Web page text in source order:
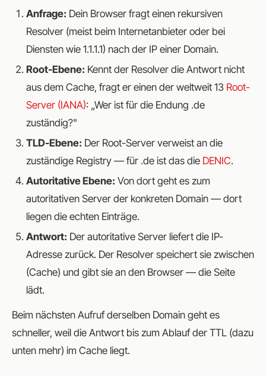
Anfrage: Dein Browser fragt einen rekursiven
Resolver (meist beim Internetanbieter oder bei
Diensten wie 1.1.1.1) nach der IP einer Domain.
Root-Ebene: Kennt der Resolver die Antwort nicht
aus dem Cache, fragt er einen der weltweit 13 Root-
Server (IANA): „Wer ist für die Endung .de
zuständig?"
TLD-Ebene: Der Root-Server verweist an die
zuständige Registry — für .de ist das die DENIC.
Autoritative Ebene: Von dort geht es zum
autoritativen Server der konkreten Domain — dort
liegen die echten Einträge.
Antwort: Der autoritative Server liefert die IP-
Adresse zurück. Der Resolver speichert sie zwischen
(Cache) und gibt sie an den Browser — die Seite
lädt.
Beim nächsten Aufruf derselben Domain geht es
schneller, weil die Antwort bis zum Ablauf der TTL (dazu
unten mehr) im Cache liegt.